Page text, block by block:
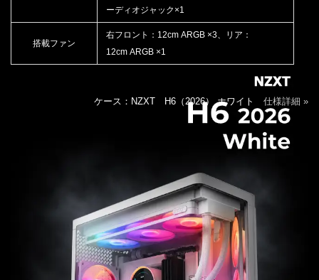
ーディオジャック×1
搭載ファン
右フロント：12cm ARGB ×3、リア：
12cm ARGB ×1
ケース：NZXT H6（2026） ホワイト 仕様詳細 »